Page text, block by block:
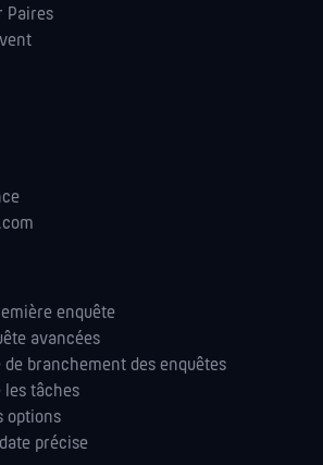
Paires
enquête
avancées
de branchement des enquêtes
les tâches
options
précise